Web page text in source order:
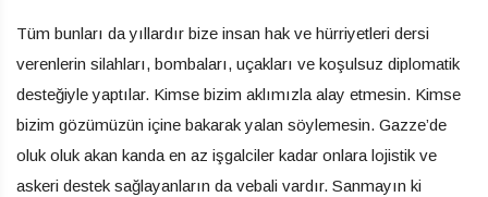
Tüm bunları da yıllardır bize insan hak ve hürriyetleri dersi
verenlerin silahları, bombaları, uçakları ve koşulsuz diplomatik
desteğiyle yaptılar. Kimse bizim aklımızla alay etmesin. Kimse
bizim gözümüzün içine bakarak yalan söylemesin. Gazze’de
oluk oluk akan kanda en az işgalciler kadar onlara lojistik ve
askeri destek sağlayanların da vebali vardır. Sanmayın ki